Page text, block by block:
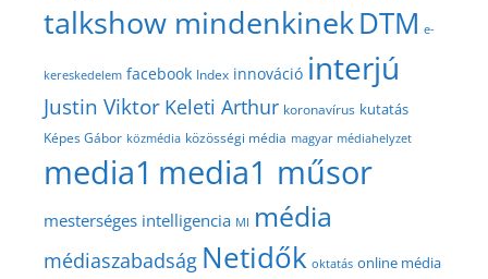
talkshow mindenkinekDTM e-
kereskedelem facebook Index innováció interjú
Justin Viktor Keleti Arthur koronavírus kutatás
Képes Gábor közmédia közösségi média magyar médiahelyzet
media1 media1 műsor
mesterséges intelligencia MI média
médiaszabadság Netidők oktatás online média